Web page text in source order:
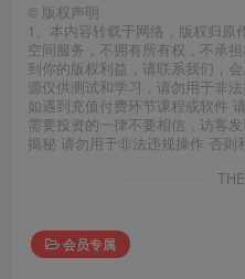
© 版权声明
1、本内容转载于网络，版权归
空间服务，不拥有所有权，不承
到你的版权利益，请联系我们，
源仅供测试和学习，请勿用于非
如遇到充值付费环节课程或软件
需要投资的一律不要相信，访客
揭秘 请勿用于非法违规操作 否则
会员专属